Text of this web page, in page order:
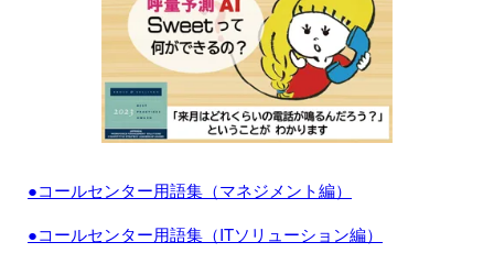
●コールセンター用語集（マネジメント編）
●コールセンター用語集（ITソリューション編）